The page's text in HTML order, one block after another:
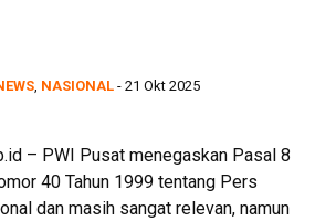
NASIONAL - 21 Okt 2025
– PWI Pusat menegaskan Pasal 8
40 Tahun 1999 tentang Pers
dan masih sangat relevan, namun